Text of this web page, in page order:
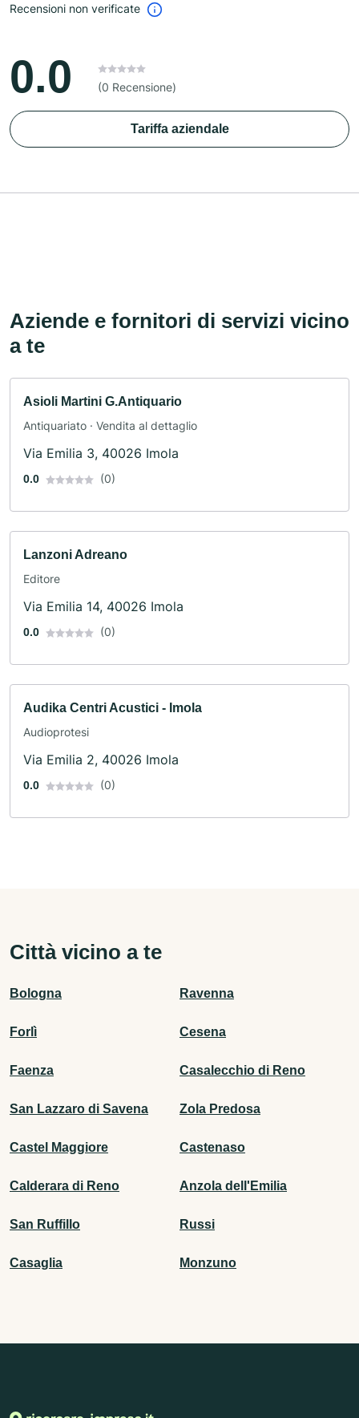
Recensioni non verificate
0.0 (0 Recensione)
Tariffa aziendale
Aziende e fornitori di servizi vicino
a te
Asioli Martini G.Antiquario
Antiquariato · Vendita al dettaglio
Via Emilia 3, 40026 Imola
0.0 (0)
Lanzoni Adreano
Editore
Via Emilia 14, 40026 Imola
0.0 (0)
Audika Centri Acustici - Imola
Audioprotesi
Via Emilia 2, 40026 Imola
0.0 (0)
Città vicino a te
Bologna Ravenna
Forlì Cesena
Faenza Casalecchio di Reno
San Lazzaro di Savena Zola Predosa
Castel Maggiore Castenaso
Calderara di Reno Anzola dell'Emilia
San Ruffillo Russi
Casaglia Monzuno